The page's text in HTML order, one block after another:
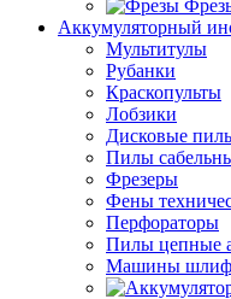
Аккумуляторный
Мультитулы
Рубанки
Краскопульты
Лобзики
Дисковые
Пилы
Фрезеры
Фены
Перфораторы
Пилы цепные
Машины